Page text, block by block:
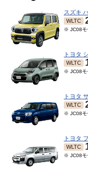
スズキ
WLTC
※ JC08モ
トヨタ
WLTC
※ JC08モ
トヨタ
WLTC
※ JC08モ
トヨタ
WLTC
※ JC08モ